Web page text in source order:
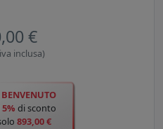
€
inclusa)
BENVENUTO
5% di sconto
893,00 €